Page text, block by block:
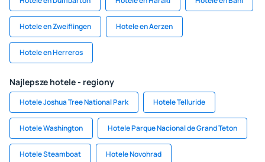
Hotele en Zweiflingen Hotele en Aerzen
Hotele en Herreros
Najlepsze hotele - regiony
Hotele Joshua Tree National Park Hotele Telluride
Hotele Washington Hotele Parque Nacional de Grand Teton
Hotele Steamboat Hotele Novohrad